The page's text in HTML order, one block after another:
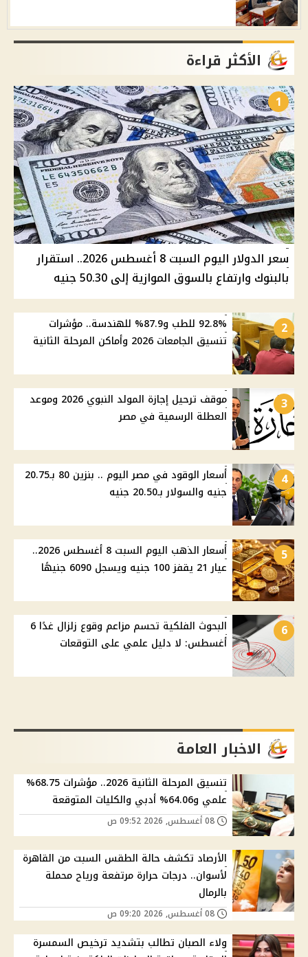
الأكثر قراءة
1
سعر الدولار اليوم السبت 8 أغسطس 2026.. استقرار
بالبنوك وارتفاع بالسوق الموازية إلى 50.30 جنيه
2
92.8% للطب و87.9% للهندسة.. مؤشرات
تنسيق الجامعات 2026 وأماكن المرحلة الثانية
3
موقف ترحيل إجازة المولد النبوي 2026 وموعد
العطلة الرسمية في مصر
4
أسعار الوقود في مصر اليوم .. بنزين 80 بـ20.75
جنيه والسولار بـ20.50 جنيه
5
أسعار الذهب اليوم السبت 8 أغسطس 2026..
عيار 21 يقفز 100 جنيه ويسجل 6090 جنيهًا
6
البحوث الفلكية تحسم مزاعم وقوع زلزال غدًا 6
أغسطس: لا دليل علمي على التوقعات
الاخبار العامة
تنسيق المرحلة الثانية 2026.. مؤشرات 68.75%
علمي و64.06% أدبي والكليات المتوقعة
الأرصاد تكشف حالة الطقس السبت من القاهرة
لأسوان.. درجات حرارة مرتفعة ورياح محملة
بالرمال
ولاء الصبان تطالب بتشديد ترخيص السمسرة